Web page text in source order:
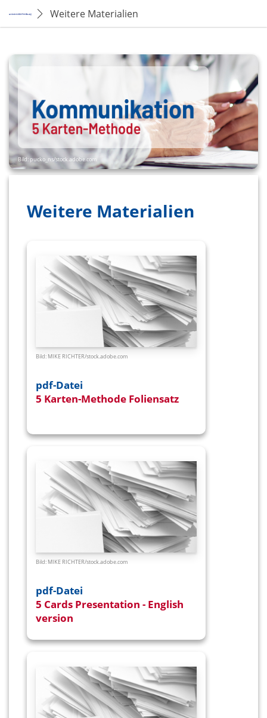
Weitere Materialien
Bild: pucko_ns/stock.adobe.com
Weitere Materialien
Bild: MIKE RICHTER/stock.adobe.com
pdf-Datei
5 Karten-Methode Foliensatz
Bild: MIKE RICHTER/stock.adobe.com
pdf-Datei
5 Cards Presentation - English
version